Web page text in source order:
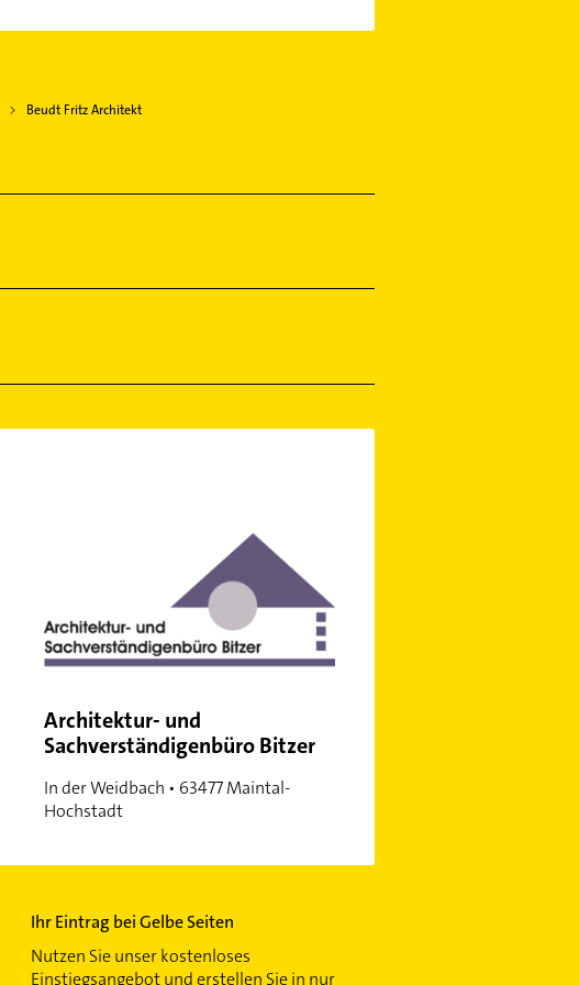
Beudt Fritz Architekt
Architektur- und
Sachverständigenbüro Bitzer
In der Weidbach • 63477 Maintal-
Hochstadt
Ihr Eintrag bei Gelbe Seiten
Nutzen Sie unser kostenloses
Einstiegsangebot und erstellen Sie in nur